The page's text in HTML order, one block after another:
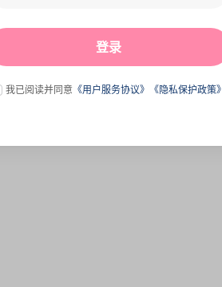
登录
我已阅读并同意 《用户服务协议》 《隐私保护政策》